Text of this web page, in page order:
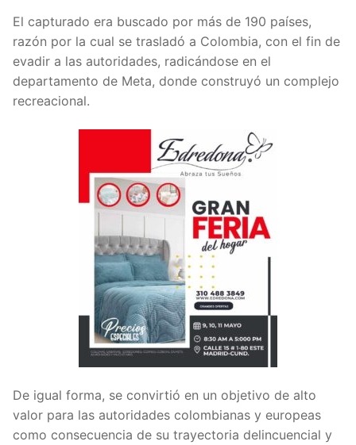
El capturado era buscado por más de 190 países,
razón por la cual se trasladó a Colombia, con el fin de
evadir a las autoridades, radicándose en el
departamento de Meta, donde construyó un complejo
recreacional.
De igual forma, se convirtió en un objetivo de alto
valor para las autoridades colombianas y europeas
como consecuencia de su trayectoria delincuencial y